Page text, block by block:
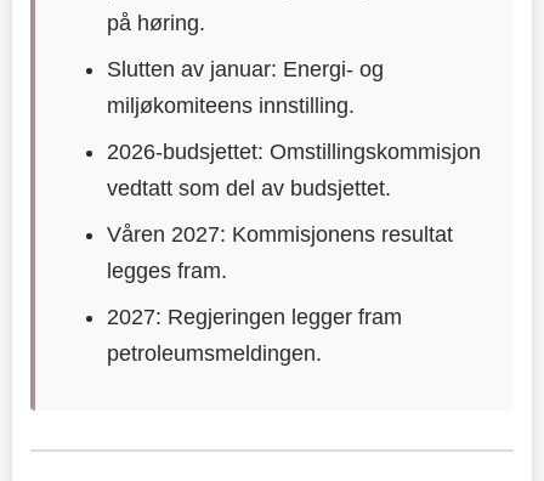
på høring.
Slutten av januar: Energi- og
miljøkomiteens innstilling.
2026-budsjettet: Omstillingskommisjon
vedtatt som del av budsjettet.
Våren 2027: Kommisjonens resultat
legges fram.
2027: Regjeringen legger fram
petroleumsmeldingen.